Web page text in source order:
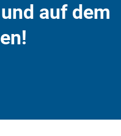
auf dem